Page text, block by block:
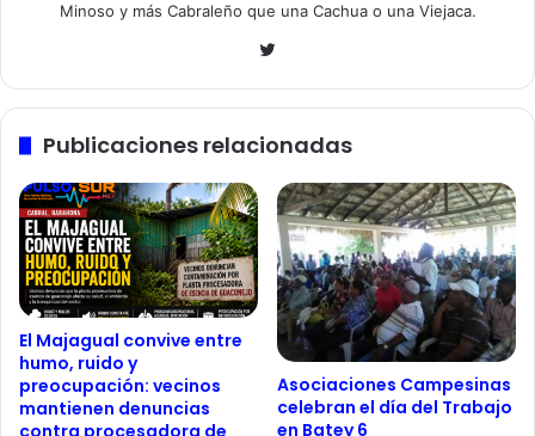
Minoso y más Cabraleño que una Cachua o una Viejaca.
Twitter
Publicaciones relacionadas
El Majagual convive entre
humo, ruido y
preocupación: vecinos
mantienen denuncias
contra procesadora de
Asociaciones Campesinas
celebran el día del Trabajo
en Batey 6